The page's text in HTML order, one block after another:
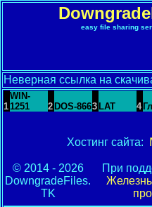
easy file sharing
Неверная ссылка на
1
WIN-
1251
2 DOS-8663 LAT 4
Хостинг сайта:
© 2014 - 2026
DowngradeFiles.
TK
При